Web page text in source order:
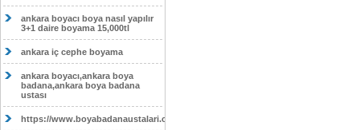
ankara boyacı boya nasıl yapılır
3+1 daire boyama 15,000tl
ankara iç cephe boyama
ankara boyacı,ankara boya
badana,ankara boya badana
ustası
https://www.boyabadanaustalari.com/